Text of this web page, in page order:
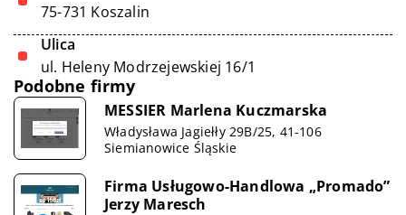
75-731 Koszalin
Ulica
ul. Heleny Modrzejewskiej 16/1
Podobne firmy
MESSIER Marlena Kuczmarska
Władysława Jagiełły 29B/25, 41-106
Siemianowice Śląskie
Firma Usługowo-Handlowa „Promado”
Jerzy Maresch